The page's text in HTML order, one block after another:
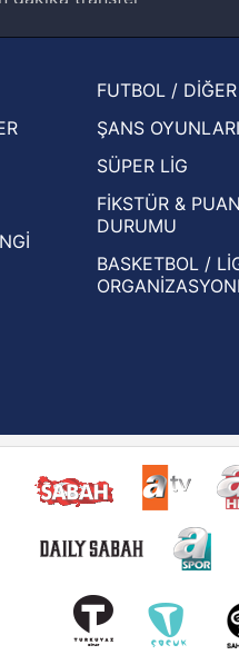
haberleri
Ligi haberleri
haberleri
Ligi haberleri
FUTBOL / DİĞER
ŞANS OYUNLARI
SÜPER LİG
FİKSTÜR & PUAN
DURUMU
BASKETBOL /